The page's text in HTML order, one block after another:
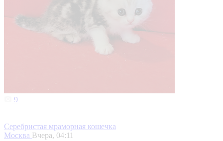
9
Серебристая мраморная кошечка
Москва Вчера, 04:11